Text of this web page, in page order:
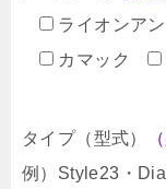
ライオンア
カマック
タイプ（型式）
例）Style23・